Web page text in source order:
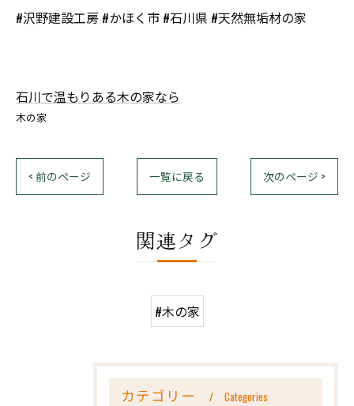
#沢野建設工房 #かほく市 #石川県 #天然無垢材の家
石川で温もりある木の家なら
木の家
< 前のページ 一覧に戻る 次のページ >
関連タグ
#木の家
カテゴリー Categories